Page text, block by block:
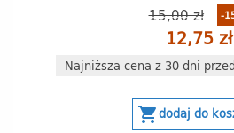
15,00 zł -
12,75 zł
Najniższa cena z 30 dni
shopping_cartdodaj do